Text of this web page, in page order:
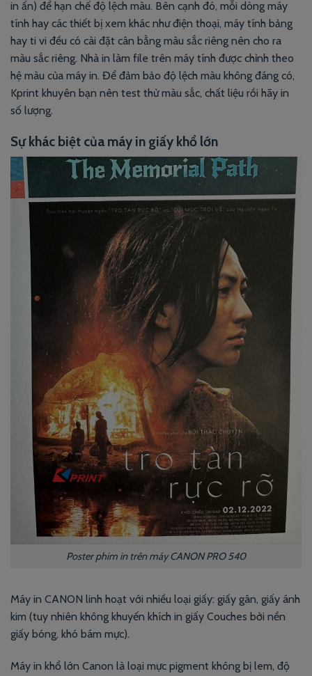
in ấn) để hạn chế độ lệch màu. Bên cạnh đó, mỗi dòng máy
tính hay các thiết bị xem khác như điện thoại, máy tính bảng
hay ti vi đều có cài đặt cân bằng màu sắc riêng nên cho ra
màu sắc riêng. Nhà in làm file trên máy tính được chỉnh theo
hệ màu của máy in. Để đảm bảo độ lệch màu không đáng có,
Kprint khuyên bạn nên test thử màu sắc, chất liệu rồi hãy in
số lượng.
Sự khác biệt của máy in giấy khổ lớn
Poster phim in trên máy CANON PRO 540
Máy in CANON linh hoạt với nhiều loại giấy: giấy gân, giấy ánh
kim (tuy nhiên không khuyến khích in giấy Couches bởi nền
giấy bóng, khó bám mực).
Máy in khổ lớn Canon là loại mực pigment không bị lem, độ